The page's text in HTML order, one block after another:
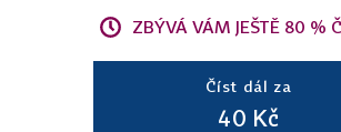
ZBÝVÁ VÁM JEŠTĚ 80 %
Číst dál za
40 Kč